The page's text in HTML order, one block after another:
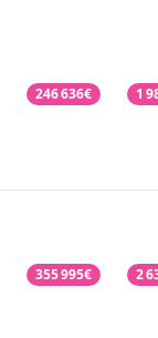
246 636€ 1
355 995€ 2